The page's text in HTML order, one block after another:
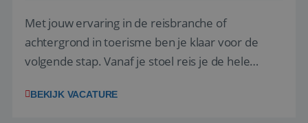
Met jouw ervaring in de reisbranche of
achtergrond in toerisme ben je klaar voor de
volgende stap. Vanaf je stoel reis je de hele
wensen van je team, je klant en wat er in de
BEKIJK VACATURE